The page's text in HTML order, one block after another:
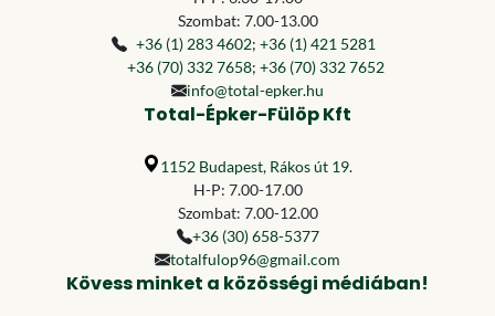
Szombat: 7.00-13.00
+36 (1) 283 4602; +36 (1) 421 5281
+36 (70) 332 7658; +36 (70) 332 7652
info@total-epker.hu
Total-Épker-Fülöp Kft
1152 Budapest, Rákos út 19.
H-P: 7.00-17.00
Szombat: 7.00-12.00
+36 (30) 658-5377
totalfulop96@gmail.com
Kövess minket a közösségi médiában!